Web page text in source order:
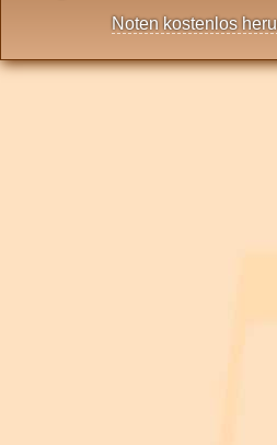
Noten kostenlos